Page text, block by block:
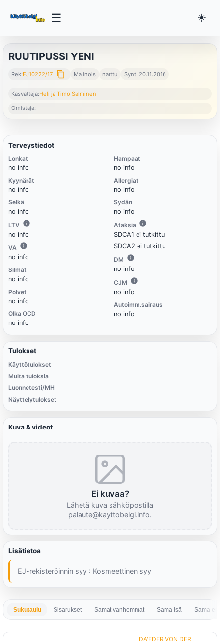
☰ ☀️
RUUTIPUSSI YENI
Rek:EJ10222/17 content_copy Malinois narttu Synt. 20.11.2016
Kasvattaja:Heli ja Timo Salminen
Omistaja:
Terveystiedot
Lonkat
no info
Kyynärät
no info
Selkä
no info
LTV
no info
VA
no info
Silmät
no info
Polvet
no info
Olka OCD
no info
Hampaat
no info
Allergiat
no info
Sydän
no info
Ataksia
SDCA1 ei tutkittu
SDCA2 ei tutkittu
DM
no info
CJM
no info
Autoimm.sairaus
no info
Tulokset
Käyttötulokset
Muita tuloksia
Luonnetesti/MH
Näyttelytulokset
Kuva & videot
Ei kuvaa?
Lähetä kuva sähköpostilla
palaute@kayttobelgi.info.
Lisätietoa
EJ-rekisteröinnin syy : Kosmeettinen syy
Sukutaulu Sisarukset Samat vanhemmat Sama isä Sama
DA'EDER VON DER